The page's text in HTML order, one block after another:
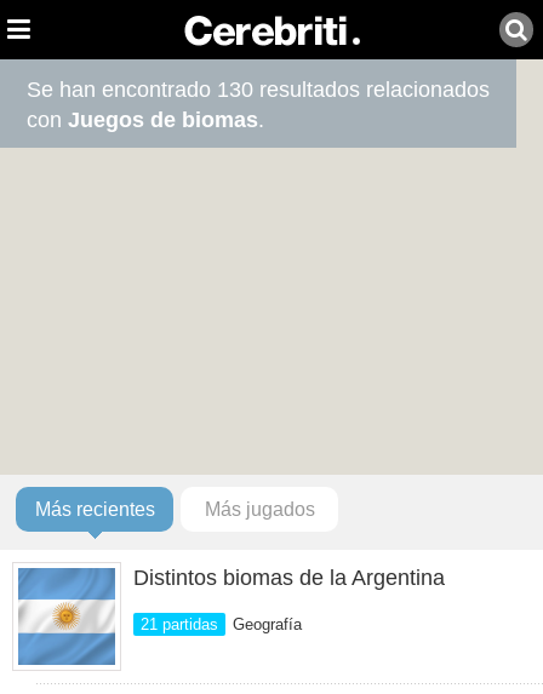
Se han encontrado 130 resultados relacionados
conJuegos de biomas.
Más recientes Más jugados
Distintos biomas de la Argentina
21 partidas Geografía